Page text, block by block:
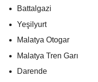
Battalgazi
Yeşilyurt
Malatya Otogar
Malatya Tren Garı
Darende